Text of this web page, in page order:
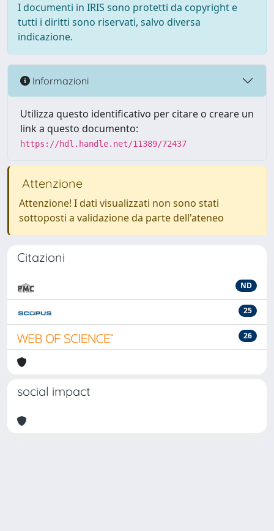
I documenti in IRIS sono protetti da copyright e
tutti i diritti sono riservati, salvo diversa
indicazione.
Informazioni
Utilizza questo identificativo per citare o creare un
link a questo documento:
https://hdl.handle.net/11389/72437
Attenzione
Attenzione! I dati visualizzati non sono stati
sottoposti a validazione da parte dell'ateneo
Citazioni
ND
25
26
social impact